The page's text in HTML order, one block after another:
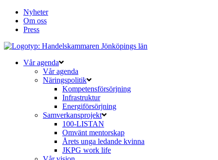
Nyheter
Om oss
Press
Vår agenda
Vår agenda
Näringspolitik
Kompetensförsörjning
Infrastruktur
Energiförsörjning
Samverkansprojekt
100-LISTAN
Omvänt mentorskap
Årets unga ledande kvinna
JKPG work life